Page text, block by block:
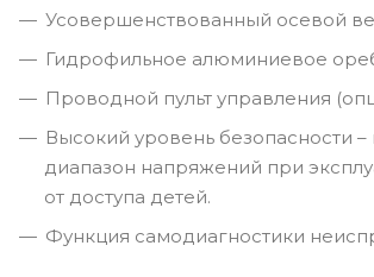
Усовершенствованный осевой
Гидрофильное алюминиевое
Проводной пульт управления
Высокий уровень безопасности
диапазон напряжений при
от доступа детей.
Функция самодиагностики